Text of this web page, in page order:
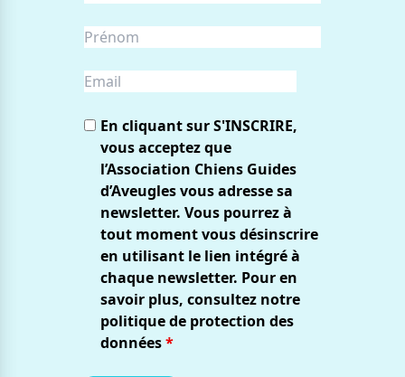
En cliquant sur S'INSCRIRE,
vous acceptez que
l’Association Chiens Guides
d’Aveugles vous adresse sa
newsletter. Vous pourrez à
tout moment vous désinscrire
en utilisant le lien intégré à
chaque newsletter. Pour en
savoir plus, consultez notre
politique de protection des
données*